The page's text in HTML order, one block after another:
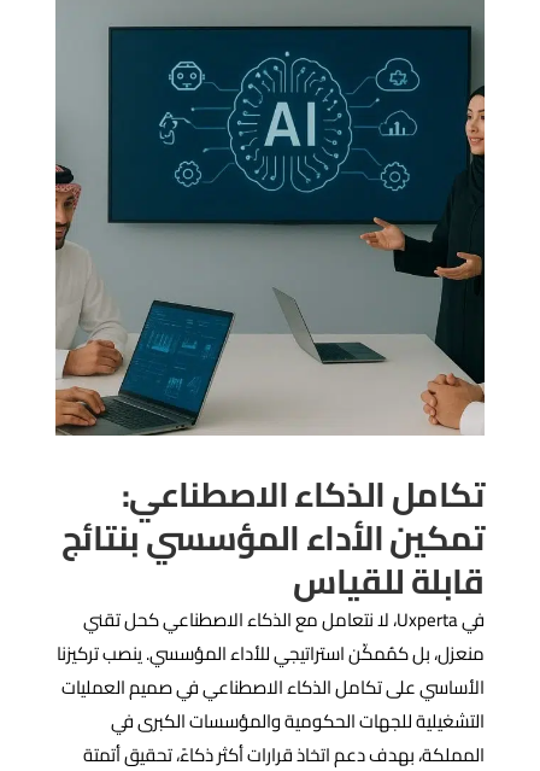
تكامل الذكاء الاصطناعي:
تمكين الأداء المؤسسي بنتائج
قابلة للقياس
في Uxperta، لا نتعامل مع الذكاء الاصطناعي كحل تقني
منعزل، بل كمُمكّن استراتيجي للأداء المؤسسي. ينصب تركيزنا
الأساسي على تكامل الذكاء الاصطناعي في صميم العمليات
التشغيلية للجهات الحكومية والمؤسسات الكبرى في
المملكة، بهدف دعم اتخاذ قرارات أكثر ذكاءً، تحقيق أتمتة